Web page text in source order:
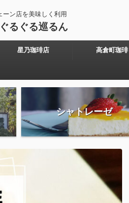
ーン店を美味しく利用
るぐる巡るん
星乃珈琲店 高倉町珈琲
シャトレーゼ